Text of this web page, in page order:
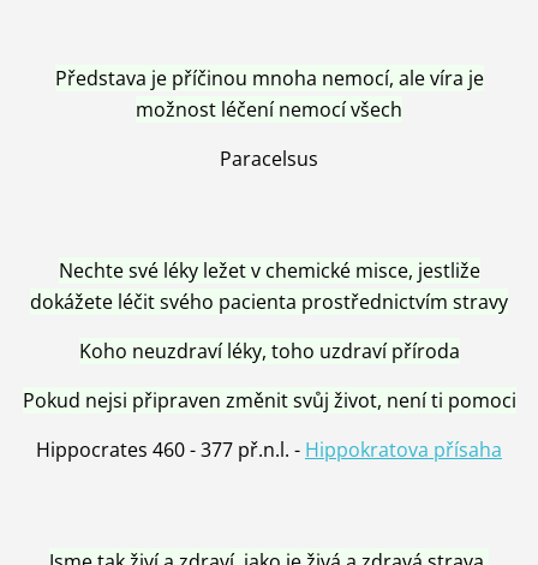
Představa je příčinou mnoha nemocí, ale víra je
možnost léčení nemocí všech
Paracelsus
Nechte své léky ležet v chemické misce, jestliže
dokážete léčit svého pacienta prostřednictvím stravy
Koho neuzdraví léky, toho uzdraví příroda
Pokud nejsi připraven změnit svůj život, není ti pomoci
Hippocrates 460 - 377 př.n.l. - Hippokratova přísaha